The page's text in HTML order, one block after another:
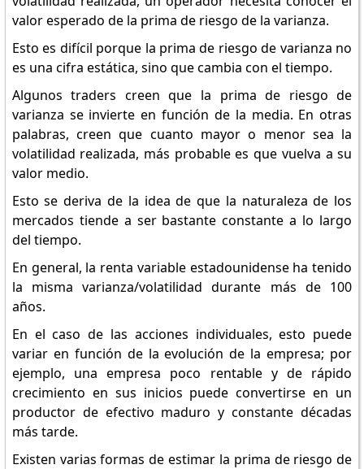
valor esperado de la prima de riesgo de la varianza.
Esto es difícil porque la prima de riesgo de varianza no
es una cifra estática, sino que cambia con el tiempo.
Algunos traders creen que la prima de riesgo de
varianza se invierte en función de la media. En otras
palabras, creen que cuanto mayor o menor sea la
volatilidad realizada, más probable es que vuelva a su
valor medio.
Esto se deriva de la idea de que la naturaleza de los
mercados tiende a ser bastante constante a lo largo
del tiempo.
En general, la renta variable estadounidense ha tenido
la misma varianza/volatilidad durante más de 100
años.
En el caso de las acciones individuales, esto puede
variar en función de la evolución de la empresa; por
ejemplo, una empresa poco rentable y de rápido
crecimiento en sus inicios puede convertirse en un
productor de efectivo maduro y constante décadas
más tarde.
Existen varias formas de estimar la prima de riesgo de